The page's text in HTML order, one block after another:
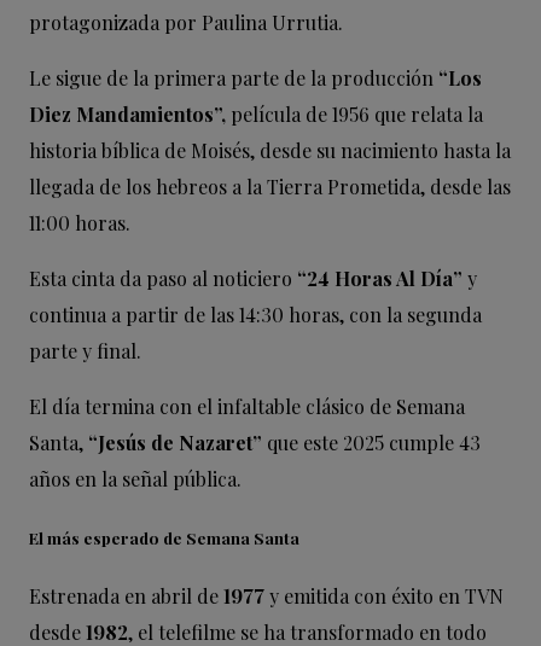
protagonizada por Paulina Urrutia.
Le sigue de la primera parte de la producción “Los
Diez Mandamientos”, película de 1956 que relata la
historia bíblica de Moisés, desde su nacimiento hasta la
llegada de los hebreos a la Tierra Prometida, desde las
11:00 horas.
Esta cinta da paso al noticiero “24 Horas Al Día” y
continua a partir de las 14:30 horas, con la segunda
parte y final.
El día termina con el infaltable clásico de Semana
Santa, “Jesús de Nazaret” que este 2025 cumple 43
años en la señal pública.
El más esperado de Semana Santa
Estrenada en abril de1977y emitida con éxito en TVN
desde1982, el telefilme se ha transformado en todo